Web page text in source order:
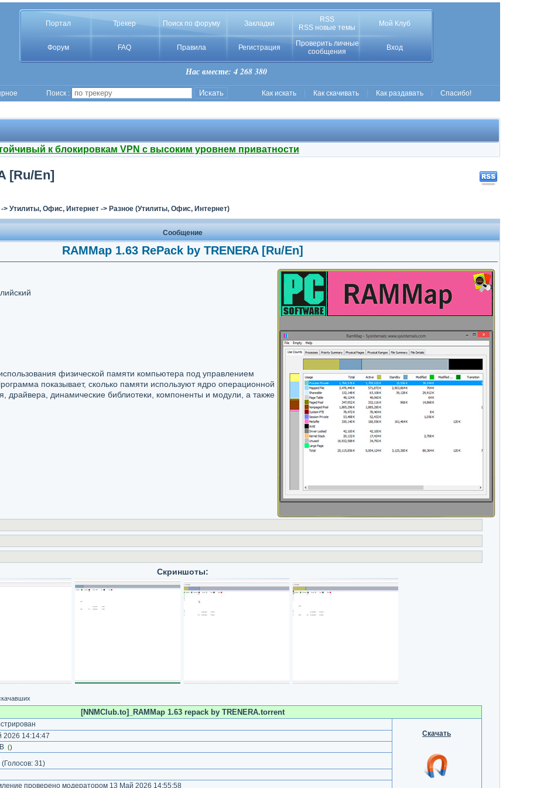
Портал Трекер Поиск по форуму Закладки
RSS
RSS новые темы
Мой Клуб
Форум FAQ Правила Регистрация
Проверить личные
сообщения
Вход
Нас вместе: 4 268 380
Поиск : Как искать Как скачивать Как раздавать Спасибо!
к блокировкам VPN с высоким уровнем приватности
[Ru/En]
> Утилиты, Офис, Интернет-> Разное (Утилиты, Офис, Интернет)
Сообщение
RAMMap 1.63 RePack by TRENERA [Ru/En]
физической памяти компьютера под управлением
показывает, сколько памяти используют ядро операционной
драйвера, динамические библиотеки, компоненты и модули, а также
Скриншоты:
[NNMClub.to]_RAMMap 1.63 repack by TRENERA.torrent
Скачать
2026 14:14:47
()
(Голосов: 31)
проверено модератором 13 Май 2026 14:55:58